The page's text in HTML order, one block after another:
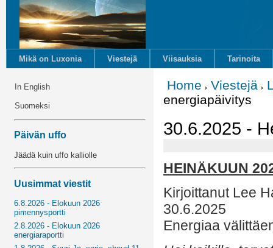
Mikä on Luxonia Viestejä Viisauksia Tarinoita
In English
Suomeksi
Päivän uffo
Jäädä kuin uffo kalliolle
Uusimmat viestit
6.8.2026 - Elokuun 2026
pimennysportti
2.8.2026 - Elokuun 2026
energiaraportti
Home Viestejä
energiapäivitys
30.6.2025 -
HEINÄKUUN
Kirjoittanut Lee
30.6.2025
Energiaa